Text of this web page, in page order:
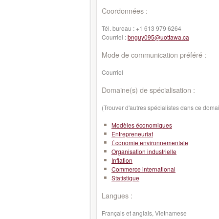
Coordonnées :
Tél. bureau : +1 613 979 6264
Courriel :bnguy095@uottawa.ca
Mode de communication préféré :
Courriel
Domaine(s) de spécialisation :
(Trouver d'autres spécialistes dans ce
Modèles économiques
Entrepreneuriat
Économie environnementale
Organisation industrielle
Inflation
Commerce international
Statistique
Langues :
Français et anglais, Vietnamese